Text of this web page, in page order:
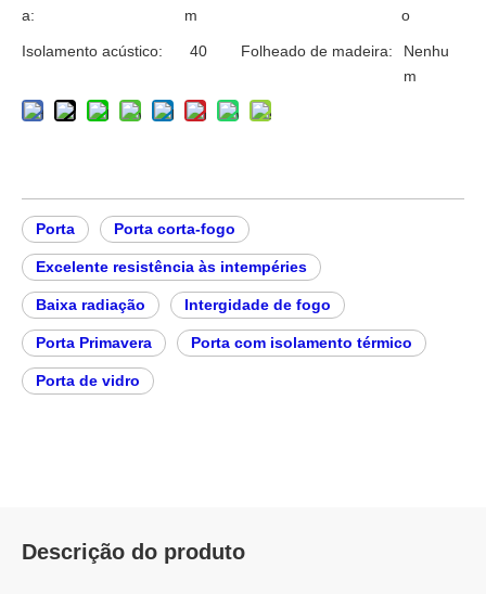
a:
m
o
Isolamento acústico: 40 Folheado de madeira:
Nenhu
m
Porta Porta corta-fogo
Excelente resistência às intempéries
Baixa radiação Intergidade de fogo
Porta Primavera Porta com isolamento térmico
Porta de vidro
Descrição do produto